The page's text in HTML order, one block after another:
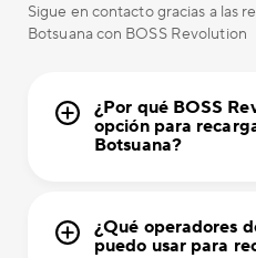
Sigue en contacto gracias a las
Botsuana con BOSS Revolution
¿Por qué BOSS
opción para
Botsuana?
¿Qué operadores
puedo usar para